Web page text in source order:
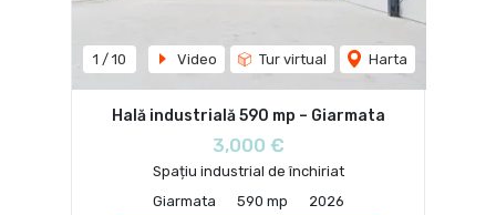
1 / 10 Video Tur virtual Harta
Hală industrială 590 mp – Giarmata
3,000 €
Spațiu industrial de închiriat
Giarmata
590 mp 2026